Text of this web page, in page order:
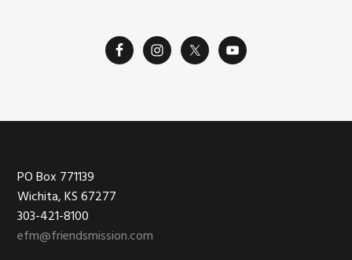
Footer
PO Box 771139
Wichita, KS 67277
303-421-8100
efm@friendsmission.com